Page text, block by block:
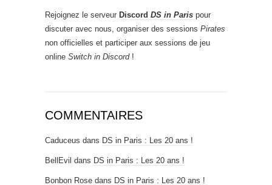
Rejoignez le serveur Discord DS in Paris pour
discuter avec nous, organiser des sessions Pirates
non officielles et participer aux sessions de jeu
online Switch in Discord!
COMMENTAIRES
Caduceus dans DS in Paris : Les 20 ans !
BellEvil dans DS in Paris : Les 20 ans !
Bonbon Rose dans DS in Paris : Les 20 ans !